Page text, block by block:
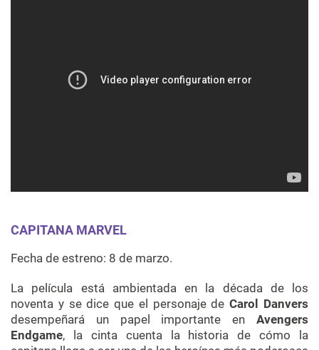
CAPITANA MARVEL
Fecha de estreno: 8 de marzo.
La película está ambientada en la década de los
noventa y se dice que el personaje deCarol Danvers
desempeñará un papel importante en Avengers
Endgame, la cinta cuenta la historia de cómo la